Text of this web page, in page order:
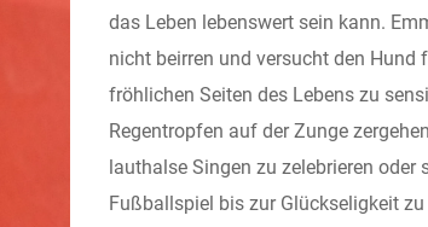
das Leben lebenswert sein kann.
nicht beirren und versucht den Hund
fröhlichen Seiten des Lebens zu
Regentropfen auf der Zunge
lauthalse Singen zu zelebrieren oder
Fußballspiel bis zur Glückseligkeit